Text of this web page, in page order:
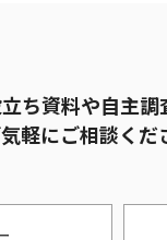
ち資料や自主調
軽にご相談くだ